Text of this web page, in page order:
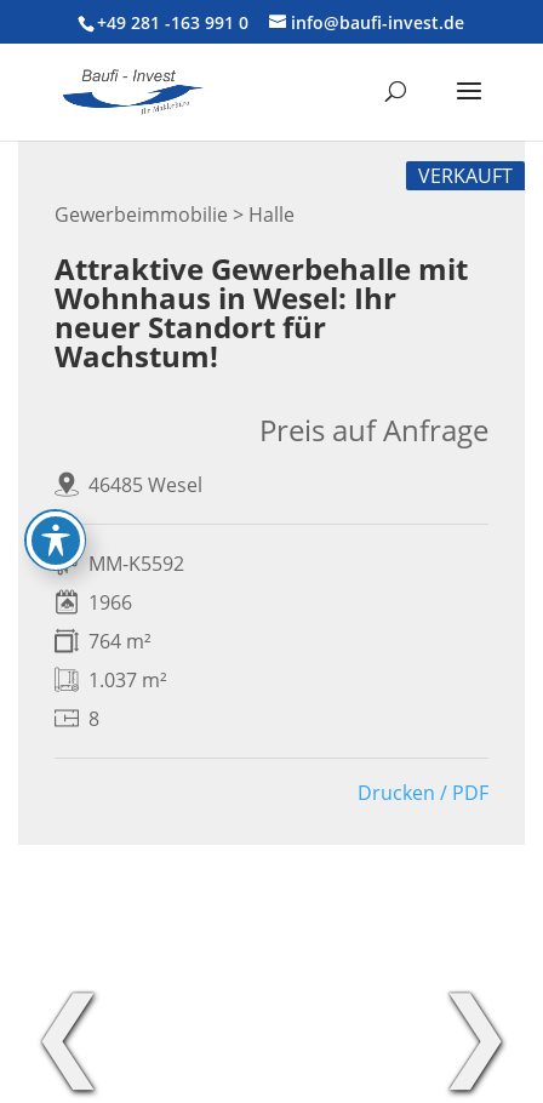
+49 281 -163 991 0 info@baufi-invest.de
Gewerbeimmobilie > Halle
VERKAUFT
Attraktive Gewerbehalle mit
Wohnhaus in Wesel: Ihr
neuer Standort für
Wachstum!
46485 Wesel
Preis auf Anfrage
MM-K5592
1966
764 m²
1.037 m²
8
Drucken / PDF
❮ ❯